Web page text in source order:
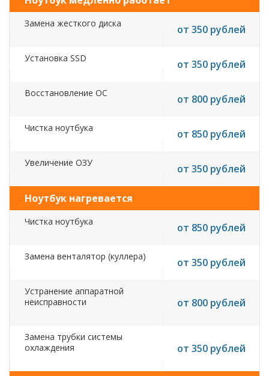
Замена жесткого диска от 350 рублей
Установка SSD от 350 рублей
Восстановление ОС от 800 рублей
Чистка ноутбука от 850 рублей
Увеличение ОЗУ от 350 рублей
Ноутбук нагревается
Чистка ноутбука от 850 рублей
Замена венталятор (куллера) от 350 рублей
Устранение аппаратной
неисправности
от 800 рублей
Замена трубки системы
охлаждения
от 350 рублей